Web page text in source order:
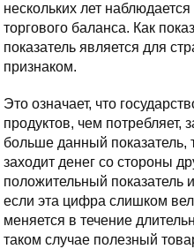
нескольких лет
торгового баланса. Как
показатель является для
признаком.
Это означает, что
продуктов, чем потребляет,
больше данный показатель,
заходит денег со стороны
положительный показатель
если эта цифра слишком
меняется в течение
таком случае полезный